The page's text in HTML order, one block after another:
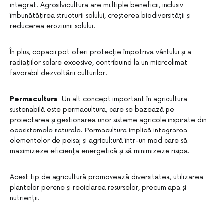
integrat. Agrosilvicultura are multiple beneficii, inclusiv
îmbunătățirea structurii solului, creșterea biodiversității și
reducerea eroziunii solului.
În plus, copacii pot oferi protecție împotriva vântului și a
radiațiilor solare excesive, contribuind la un microclimat
favorabil dezvoltării culturilor.
Permacultura: Un alt concept important în agricultura
sustenabilă este permacultura, care se bazează pe
proiectarea și gestionarea unor sisteme agricole inspirate din
ecosistemele naturale. Permacultura implică integrarea
elementelor de peisaj și agricultură într-un mod care să
maximizeze eficiența energetică și să minimizeze risipa.
Acest tip de agricultură promovează diversitatea, utilizarea
plantelor perene și reciclarea resurselor, precum apa și
nutrienții.